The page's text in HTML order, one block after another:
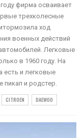
фирма осваивает
трехколесные
ход
военных действий
Легковые
в 1960 году. На
есть и легковые
и родстер.
CITROEN DAEWOO